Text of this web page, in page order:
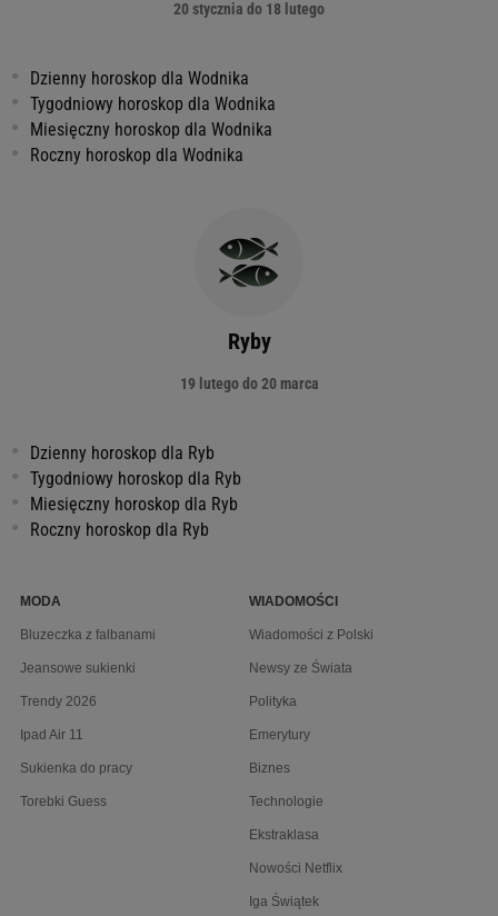
20 stycznia do 18 lutego
Dzienny horoskop dla Wodnika
Tygodniowy horoskop dla Wodnika
Miesięczny horoskop dla Wodnika
Roczny horoskop dla Wodnika
Ryby
19 lutego do 20 marca
Dzienny horoskop dla Ryb
Tygodniowy horoskop dla Ryb
Miesięczny horoskop dla Ryb
Roczny horoskop dla Ryb
MODA
Bluzeczka z falbanami
Jeansowe sukienki
Trendy 2026
Ipad Air 11
Sukienka do pracy
Torebki Guess
WIADOMOŚCI
Wiadomości z Polski
Newsy ze Świata
Polityka
Emerytury
Biznes
Technologie
Ekstraklasa
Nowości Netflix
Iga Świątek